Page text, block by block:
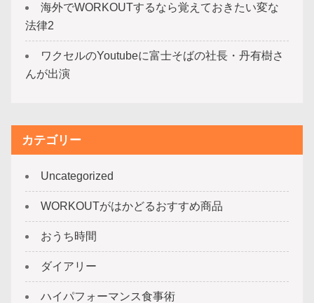
海外でWORKOUTするなら覚えておきたい変な
法律2
ワクセルのYoutubeに富士そばの社長・丹有樹さ
んが出演
カテゴリー
Uncategorized
WORKOUTがはかどるおすすめ商品
おうち時間
ダイアリー
ハイパフォーマンス食事術